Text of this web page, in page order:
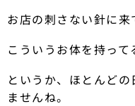
お店の刺さない針に来
こういうお体を持って
というか、ほとんど
ませんね。